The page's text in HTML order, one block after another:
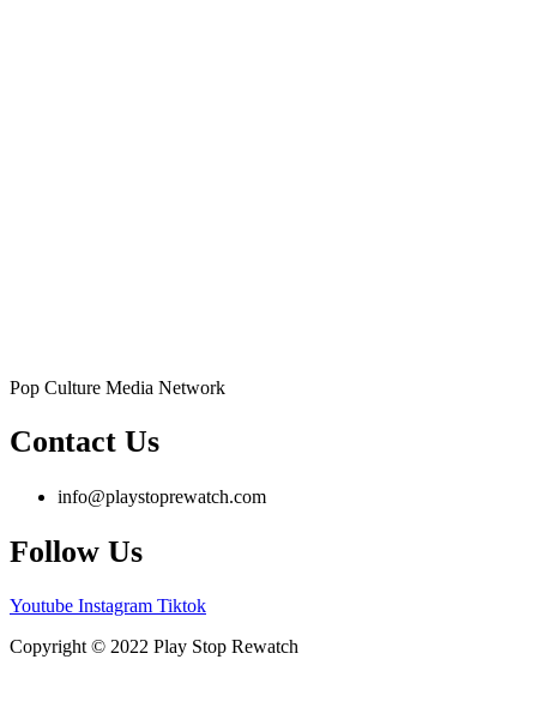
Pop Culture Media Network
Contact Us
info@playstoprewatch.com
Follow Us
Youtube Instagram Tiktok
Copyright © 2022 Play Stop Rewatch